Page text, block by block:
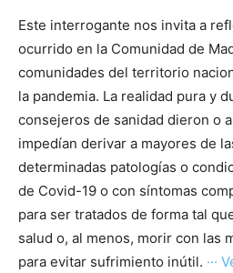
Este interrogante nos invita a
ocurrido en la Comunidad de
comunidades del territorio
la pandemia. La realidad pura y
consejeros de sanidad dieron o
impedían derivar a mayores de
determinadas patologías o
de Covid-19 o con síntomas
para ser tratados de forma tal
salud o, al menos, morir con las
para evitar sufrimiento inútil. ···